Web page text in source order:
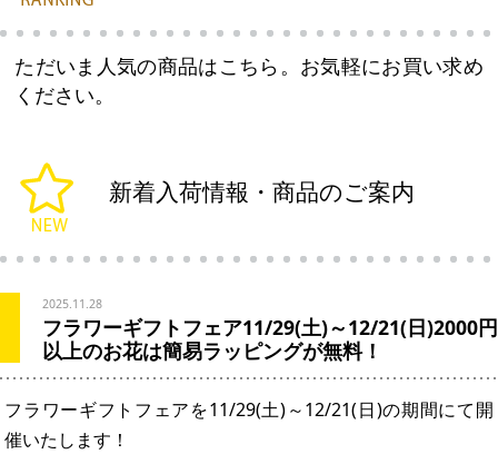
ただいま人気の商品はこちら。お気軽にお買い求め
ください。
新着入荷情報・商品のご案内
2025.11.28
フラワーギフトフェア11/29(土)～12/21(日)2000円
以上のお花は簡易ラッピングが無料！
フラワーギフトフェアを11/29(土)～12/21(日)の期間にて開
催いたします！